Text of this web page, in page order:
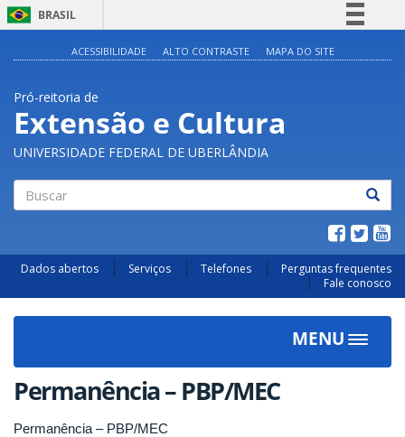
BRASIL
Acesso à informação
Legislação
Canais
ACESSIBILIDADE ALTO CONTRASTE MAPA DO SITE
Pró-reitoria de
Extensão e Cultura
UNIVERSIDADE FEDERAL DE UBERLÂNDIA
Dados abertos Serviços Telefones
Perguntas frequentes
Fale conosco
MENU
Toggle
Permanência – PBP/MEC
Permanência – PBP/MEC